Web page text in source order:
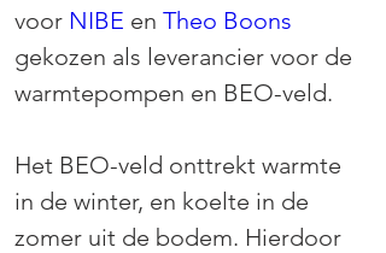
voor NIBE en Theo Boons
gekozen als leverancier voor de
warmtepompen en BEO-veld.
Het BEO-veld onttrekt warmte
in de winter, en koelte in de
zomer uit de bodem. Hierdoor